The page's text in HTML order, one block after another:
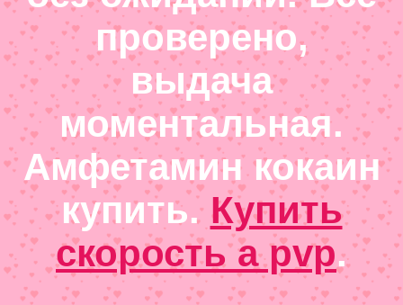
проверено,
выдача
моментальная.
Амфетамин кокаин
купить.Купить
скорость a pvp.